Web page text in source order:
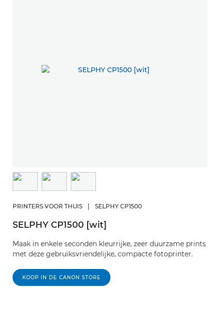
PRINTERS VOOR THUIS SELPHY CP1500
SELPHY CP1500 [wit]
Maak in enkele seconden kleurrijke, zeer duurzame prints
met deze gebruiksvriendelijke, compacte fotoprinter.
KOOP IN DE CANON STORE